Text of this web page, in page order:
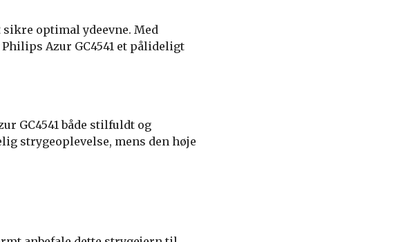
optimal ydeevne. Med
Azur GC4541 et pålideligt
GC4541 både stilfuldt og
strygeoplevelse, mens den høje